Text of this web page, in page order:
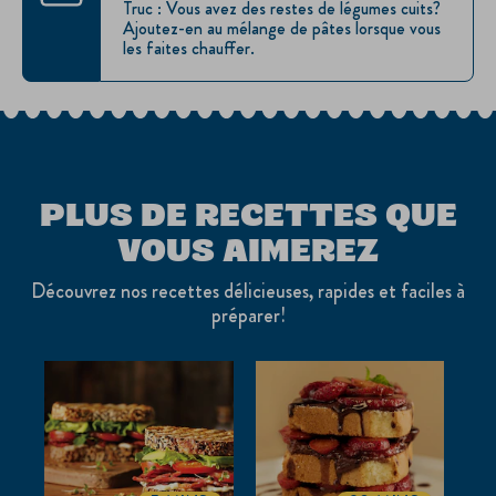
Truc : Vous avez des restes de légumes cuits?
Ajoutez-en au mélange de pâtes lorsque vous
les faites chauffer.
PLUS DE RECETTES QUE
VOUS AIMEREZ
Découvrez nos recettes délicieuses, rapides et faciles à
préparer!